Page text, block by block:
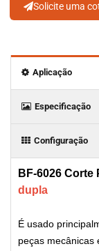
Solicite uma
Aplicação
Especificação
Configuração
BF-6026
dupla
É usado
peças mecânicas